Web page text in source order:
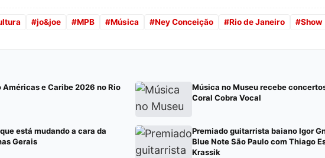
#jo&joe #MPB #Música #Ney Conceição #Rio de Janeiro #Show
e Caribe 2026 no Rio
Música no Museu recebe
Coral Cobra Vocal
está mudando a cara da
Gerais
Premiado guitarrista baiano Igor
Blue Note São Paulo com Thiago
Krassik